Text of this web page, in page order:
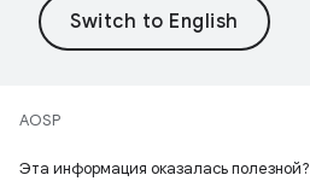
AOSP
Эта информация оказалась полезной?